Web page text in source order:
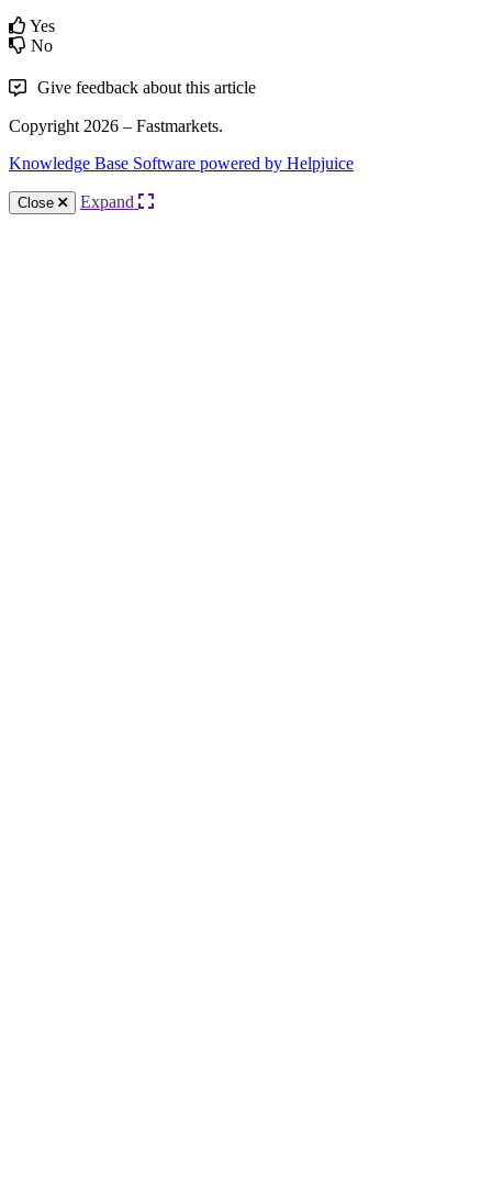
Yes
No
Give feedback about this article
Copyright 2026 – Fastmarkets.
Knowledge Base Software powered by Helpjuice
Close Expand